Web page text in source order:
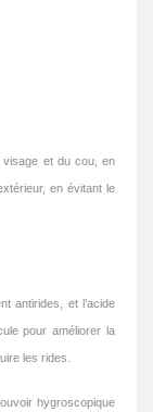
visage et du cou, en
en évitant le
antirides, et l’acide
pour améliorer la
les rides.
hygroscopique